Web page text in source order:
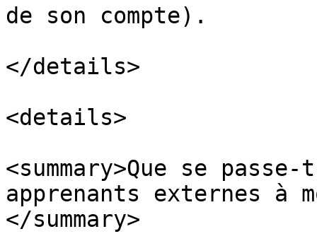
de son compte).
</details>
<details>
<summary>Que se
apprenants externes à
</summary>